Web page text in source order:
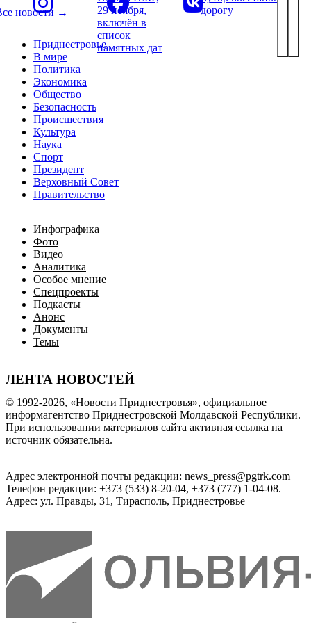
Приднестровье
В мире
Политика
Экономика
Общество
Безопасность
Происшествия
Культура
Наука
Спорт
Президент
Верховный Совет
Правительство
Инфографика
Фото
Видео
Аналитика
Особое мнение
Спецпроекты
Подкасты
Анонс
Документы
Темы
ЛЕНТА НОВОСТЕЙ
новости →
29 ноября,
включён в
список
памятных дат
дорогу
© 1992-2026, «Новости Приднестровья», официальное
информагентство Приднестровской Молдавской Республики.
При использовании материалов сайта активная ссылка на
источник обязательна.
Адрес электронной почты редакции: news_press@pgtrk.com
Телефон редакции: +373 (533) 8-20-04, +373 (777) 1-04-08.
Адрес: ул. Правды, 31, Тирасполь, Приднестровье